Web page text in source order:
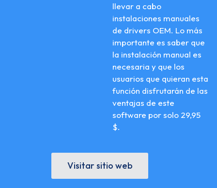
llevar a cabo
instalaciones manuales
de drivers OEM. Lo más
importante es saber que
la instalación manual es
necesaria y que los
usuarios que quieran esta
función disfrutarán de las
ventajas de este
software por solo 29,95
$.
Visitar sitio web